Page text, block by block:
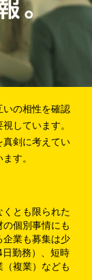
いの相性を確認
しています。
真剣に考えてい
す。
くとも限られた
個別事情にも
企業も募集は少
勤務）、短時
複業）なども